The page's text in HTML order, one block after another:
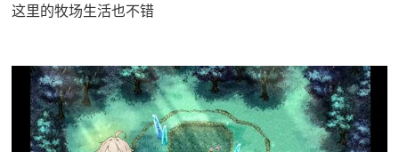
这里的牧场生活也不错